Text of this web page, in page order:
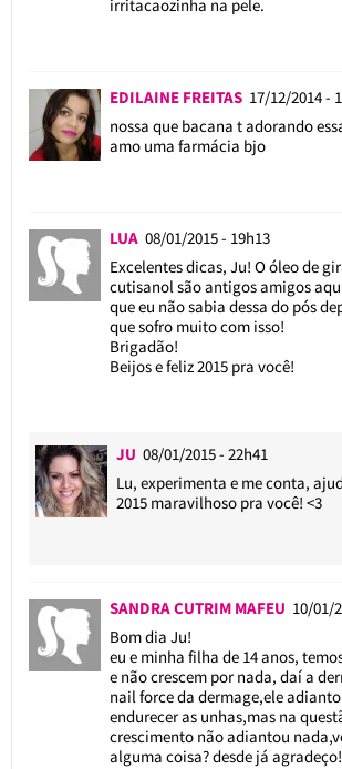
irritacaozinha na pele.
EDILAINE FREITAS 17/12/2014 -
nossa que bacana t adorando
amo uma farmácia bjo
LUA 08/01/2015 - 19h13
Excelentes dicas, Ju! O óleo de
cutisanol são antigos amigos
que eu não sabia dessa do pós
que sofro muito com isso!
Brigadão!
Beijos e feliz 2015 pra você!
JU 08/01/2015 - 22h41
Lu, experimenta e me conta,
2015 maravilhoso pra você! <3
SANDRA CUTRIM MAFEU 10/01/
Bom dia Ju!
eu e minha filha de 14 anos,
e não crescem por nada, daí a
nail force da dermage,ele
endurecer as unhas,mas na
crescimento não adiantou
alguma coisa? desde já agradeço!